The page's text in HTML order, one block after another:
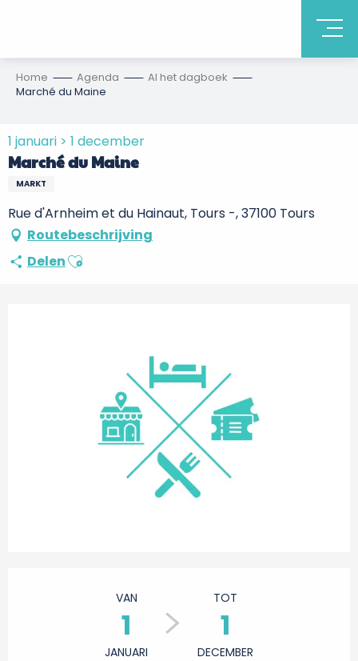
Home Agenda
Al het dagboek
Marché du Maine
1 januari > 1 december
Marché du Maine
MARKT
Rue d'Arnheim et du Hainaut, Tours -, 37100 Tours
Routebeschrijving
DelenAjouter aux favoris
VAN
1
JANUARI
TOT
1
DECEMBER